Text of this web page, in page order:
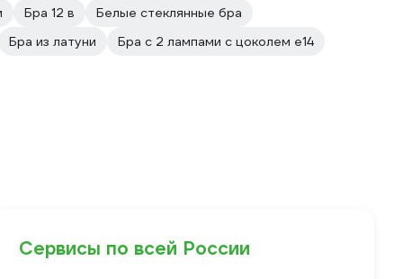
Бра 12 в
Белые стеклянные бра
Бра из латуни
Бра с 2 лампами с цоколем e14
Сервисы по всей России